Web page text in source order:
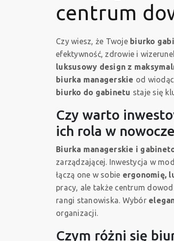
centrum
Czy wiesz, że Twoje biurko
efektywność, zdrowie i
luksusowy design z
biurka managerskie od
biurko do gabinetu staje się
Czy warto
ich rola w
Biurka managerskie i
zarządzającej. Inwestycja w
łączą one w sobie ergonomię,
pracy, ale także centrum
rangi stanowiska. Wybór
organizacji.
Czym różni się